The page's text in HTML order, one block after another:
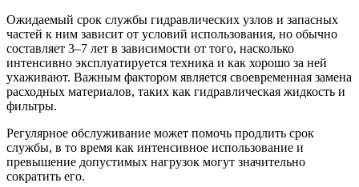
Ожидаемый срок службы гидравлических узлов и запасных
частей к ним зависит от условий использования, но обычно
составляет 3–7 лет в зависимости от того, насколько
интенсивно эксплуатируется техника и как хорошо за ней
ухаживают. Важным фактором является своевременная замена
расходных материалов, таких как гидравлическая жидкость и
фильтры.
Регулярное обслуживание может помочь продлить срок
службы, в то время как интенсивное использование и
превышение допустимых нагрузок могут значительно
сократить его.